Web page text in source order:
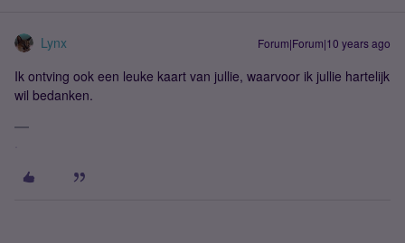
Lynx Forum|Forum|10 years ago
Ik ontving ook een leuke kaart van jullie, waarvoor ik jullie hartelijk
wil bedanken.